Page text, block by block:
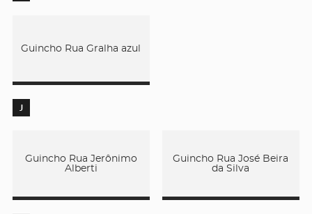
Guincho Rua Gralha azul
J
Guincho Rua Jerônimo
Alberti
Guincho Rua José Beira
da Silva